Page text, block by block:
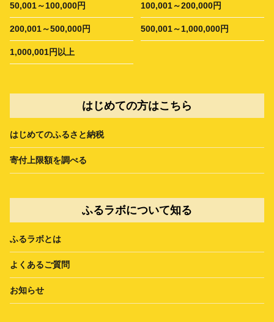
50,001～100,000円 100,001～200,000円
200,001～500,000円 500,001～1,000,000円
1,000,001円以上
はじめての方はこちら
はじめてのふるさと納税
寄付上限額を調べる
ふるラボについて知る
ふるラボとは
よくあるご質問
お知らせ